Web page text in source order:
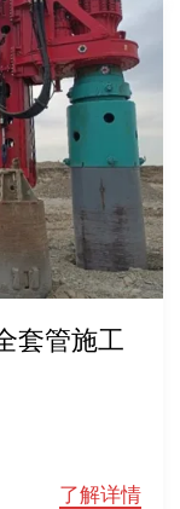
套管施工
了解详情